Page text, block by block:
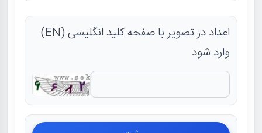
اعداد در تصویر با صفحه کلید انگلیسی (EN)
وارد شود